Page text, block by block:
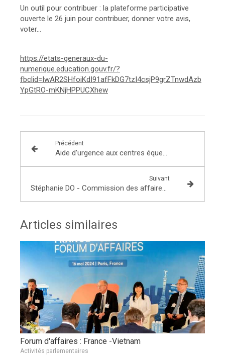
Un outil pour contribuer : la plateforme participative
ouverte le 26 juin pour contribuer, donner votre avis,
voter…
https://etats-generaux-du-
numerique.education.gouv.fr/?
fbclid=IwAR2SHfoiKdI91afFkDG7tzI4csjP9grZTnwdAzb
YpGtRO-mKNjHPPUCXhew
Précédent
Suivant
Articles similaires
Forum d'affaires : France -Vietnam
Activités parlementaires